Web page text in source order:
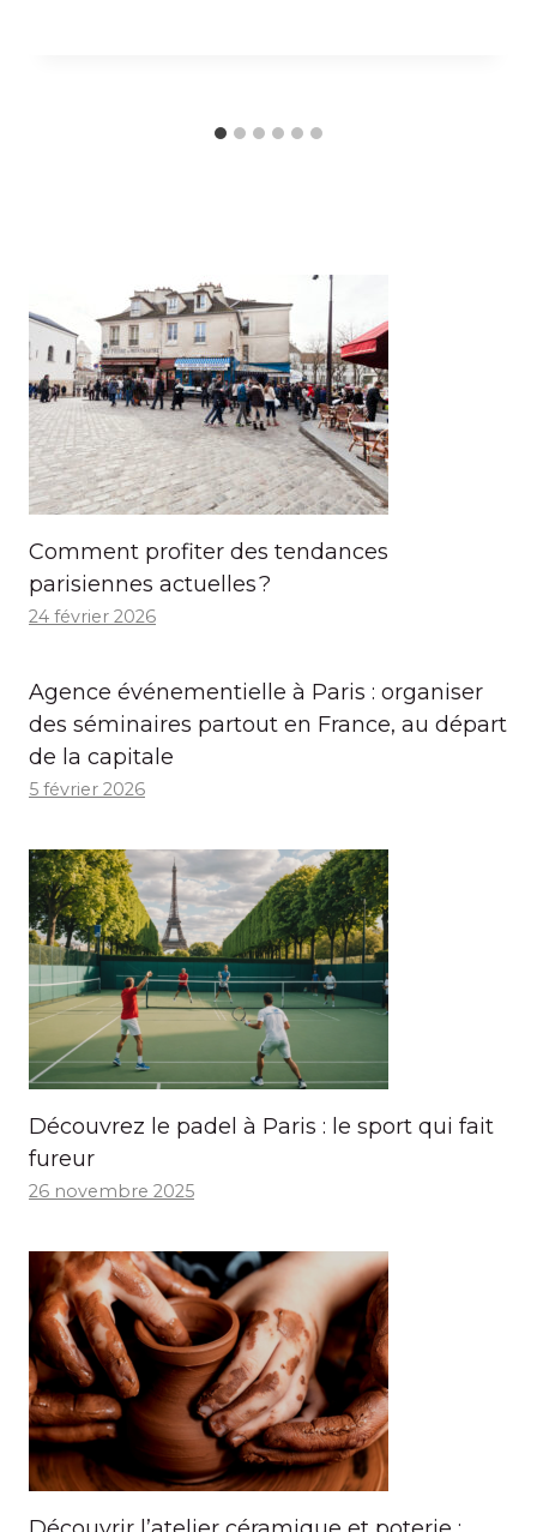
Comment profiter des tendances
parisiennes actuelles ?
24 février 2026
Agence événementielle à Paris : organiser
des séminaires partout en France, au départ
de la capitale
5 février 2026
Découvrez le padel à Paris : le sport qui fait
fureur
26 novembre 2025